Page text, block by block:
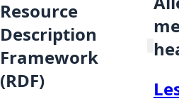
Resource
Description
Framework
(RDF)